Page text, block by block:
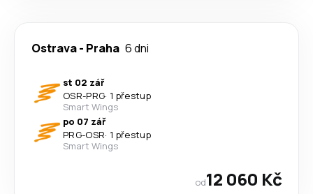
Ostrava- Praha 6 dni
st 02 zář
OSR-PRG· 1 přestup
Smart Wings
po 07 zář
PRG-OSR· 1 přestup
Smart Wings
od12 060 Kč